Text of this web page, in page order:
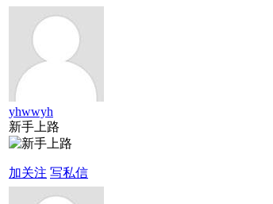
yhwwyh
新手上路
加关注 写私信